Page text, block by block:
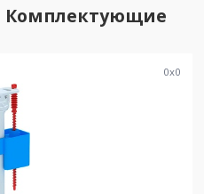
Комплектующие
0x0